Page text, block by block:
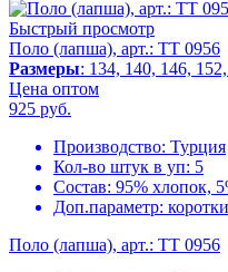
Быстрый просмотр
Поло (лапша), арт.: TT 0956
Размеры: 134, 140, 146,
Цена оптом
925 руб.
Производство: Турция
Кол-во штук в уп: 5
Состав: 95% хлопок,
Доп.параметр:
Поло (лапша), арт.: TT 0956